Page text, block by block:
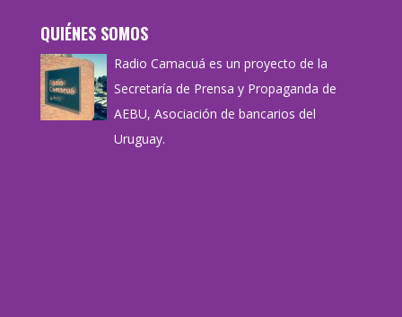
QUIÉNES SOMOS
Radio Camacuá es un proyecto de la
Secretaría de Prensa y Propaganda de
AEBU, Asociación de bancarios del
Uruguay.